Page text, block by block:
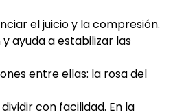
el juicio y la compresión.
ayuda a estabilizar las
entre ellas: la rosa del
con facilidad. En la